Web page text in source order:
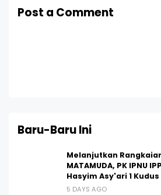
Post a Comment
Baru-Baru Ini
Melanjutkan
MATAMUDA, PK IPNU
Hasyim Asy'ari 1 Kudus
5 DAYS AGO